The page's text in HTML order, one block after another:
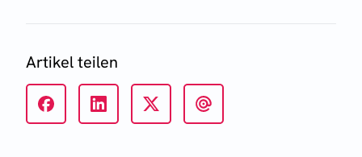
Artikel teilen